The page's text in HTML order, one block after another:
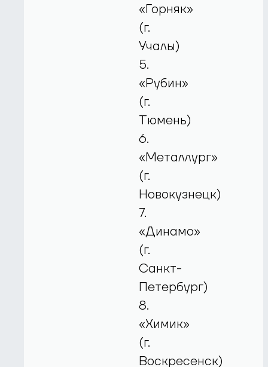
«Горняк»
(г.
Учалы)
5.
«Рубин»
(г.
Тюмень)
6.
«Металлург»
(г.
Новокузнецк)
7.
«Динамо»
(г.
Санкт-
Петербург)
8.
«Химик»
(г.
Воскресенск)